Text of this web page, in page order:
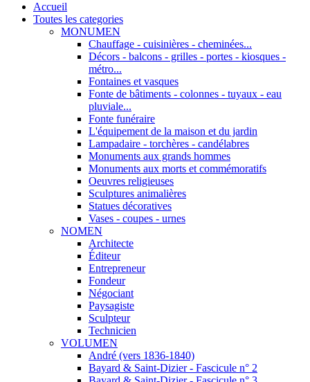
Accueil
Toutes les categories
MONUMEN
Chauffage - cuisinières - cheminées...
Décors - balcons - grilles - portes - kiosques -
métro...
Fontaines et vasques
Fonte de bâtiments - colonnes - tuyaux - eau
pluviale...
Fonte funéraire
L'équipement de la maison et du jardin
Lampadaire - torchères - candélabres
Monuments aux grands hommes
Monuments aux morts et commémoratifs
Oeuvres religieuses
Sculptures animalières
Statues décoratives
Vases - coupes - urnes
NOMEN
Architecte
Éditeur
Entrepreneur
Fondeur
Négociant
Paysagiste
Sculpteur
Technicien
VOLUMEN
André (vers 1836-1840)
Bayard & Saint-Dizier - Fascicule n° 2